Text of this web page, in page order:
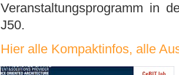
Veranstaltungsprogramm in
J50.
Hier alle Kompaktinfos, alle